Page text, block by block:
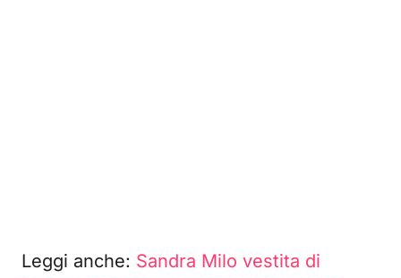
Leggi anche: Sandra Milo vestita di